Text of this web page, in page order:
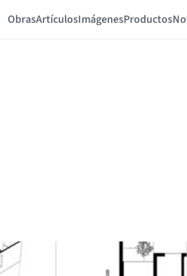
ObrasArtículosImágenesProductos